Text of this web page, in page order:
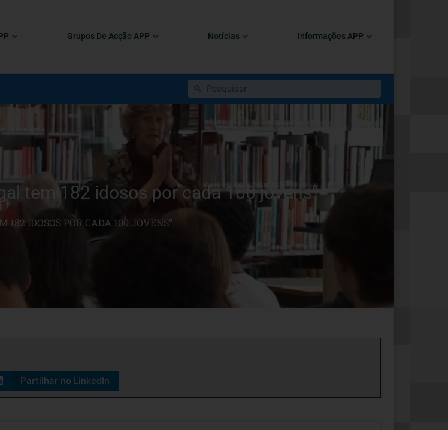
Grupos De Acção APP Notícias Informações APP
tem 182 idosos por cada 100 jovens”
182 IDOSOS POR CADA 100 JOVENS”
Partilhar no LinkedIn